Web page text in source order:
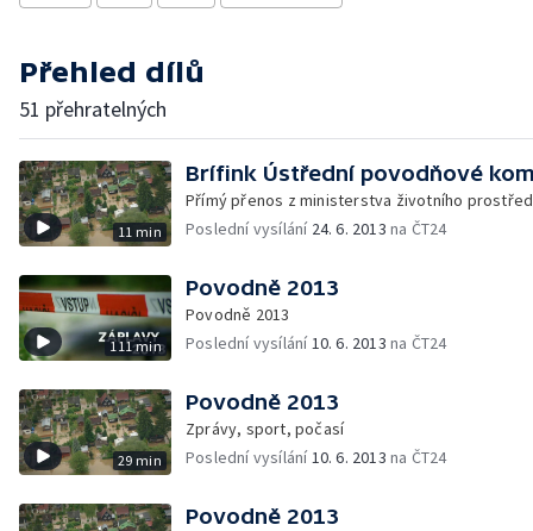
Přehled dílů
51 přehratelných
11 min
Brífink Ústřední povodňové
Přímý přenos z ministerstva životního
Poslední vysílání 24. 6. 2013 na ČT24
111 min
Povodně 2013
Povodně 2013
Poslední vysílání10. 6. 2013 na ČT24
29 min
Povodně 2013
Zprávy, sport, počasí
Poslední vysílání10. 6. 2013 na ČT24
Povodně 2013